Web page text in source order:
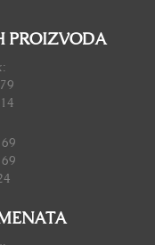
PROIZVODA